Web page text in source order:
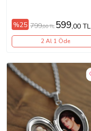
%25 799,00 TL 599,00 TL
2 Al 1 Öde